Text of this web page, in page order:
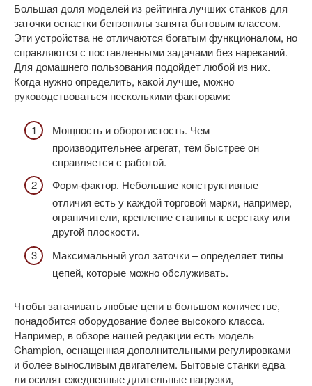
Большая доля моделей из рейтинга лучших станков для
заточки оснастки бензопилы занята бытовым классом.
Эти устройства не отличаются богатым функционалом, но
справляются с поставленными задачами без нареканий.
Для домашнего пользования подойдет любой из них.
Когда нужно определить, какой лучше, можно
руководствоваться несколькими факторами:
Мощность и оборотистость. Чем
производительнее агрегат, тем быстрее он
справляется с работой.
Форм-фактор. Небольшие конструктивные
отличия есть у каждой торговой марки, например,
ограничители, крепление станины к верстаку или
другой плоскости.
Максимальный угол заточки – определяет типы
цепей, которые можно обслуживать.
Чтобы затачивать любые цепи в большом количестве,
понадобится оборудование более высокого класса.
Например, в обзоре нашей редакции есть модель
Champion, оснащенная дополнительными регулировками
и более выносливым двигателем. Бытовые станки едва
ли осилят ежедневные длительные нагрузки,